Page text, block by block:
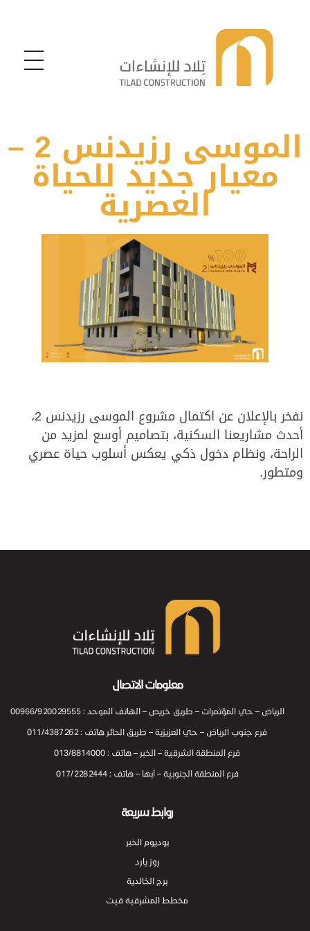
الموسى رزيدنس 2 –
معيار جديد للحياة
العصرية
نفخر بالإعلان عن اكتمال مشروع الموسى رزيدنس 2،
أحدث مشاريعنا السكنية، بتصاميم أوسع لمزيد من
الراحة، ونظام دخول ذكي يعكس أسلوب حياة عصري
ومتطور.
معلومات الاتصال
الرياض – حي المؤتمرات – طريق خريص – الهاتف الموحد : 00966/920029555
فرع جنوب الرياض – حي العزيزية – طريق الحائر هاتف : 011/4387262
فرع المنطقة الشرقية – الخبر – هاتف : 013/8814000
فرع المنطقة الجنوبية – أبها – هاتف : 017/2282444
روابط سريعة
بوديوم الخبر
روز يارد
برج الخالدية
مخطط المشرقية قيت